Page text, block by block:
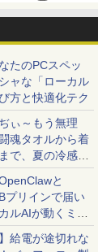
たのPCスペッ
ャな「ローカル
方と快適化テク
ぃ～もう無理
魂タオルから着
で、夏の冷感グ
と
プリインで届い
ルAIが動くミニ
」
給電が途切れな